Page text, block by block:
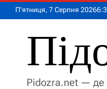
П’ятниця, 7 Серпня 20266:
Pidozra.net — де